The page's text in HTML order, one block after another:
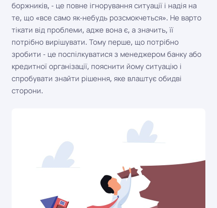
боржників, - це повне ігнорування ситуації і надія на
те, що «все само як-небудь розсмокчеться». Не варто
тікати від проблеми, адже вона є, а значить, її
потрібно вирішувати. Тому перше, що потрібно
зробити - це поспілкуватися з менеджером банку або
кредитної організації, пояснити йому ситуацію і
спробувати знайти рішення, яке влаштує обидві
сторони.